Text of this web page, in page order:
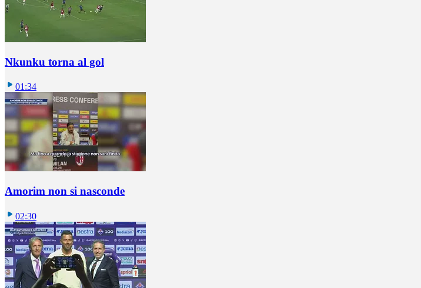
Nkunku torna al gol
01:34
Amorim non si nasconde
02:30